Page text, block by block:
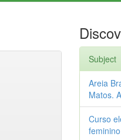
Subject
Areia
Matos.
Curso
feminino